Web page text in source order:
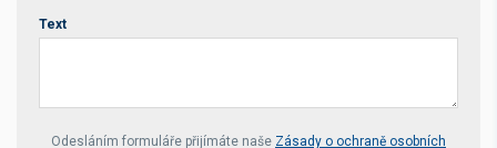
Text
Your website *
Odesláním formuláře přijímáte naše Zásady o ochraně osobních